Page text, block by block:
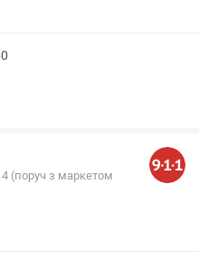
(поруч з маркетом